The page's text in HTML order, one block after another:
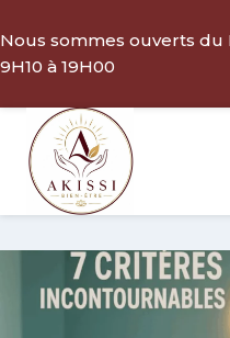
au
contenu
Nous sommes ouverts du
9H10 à 19H00